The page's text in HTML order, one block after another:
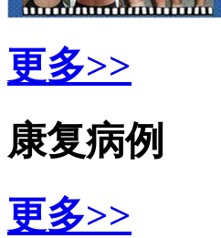
更多>>
康复病例
更多>>